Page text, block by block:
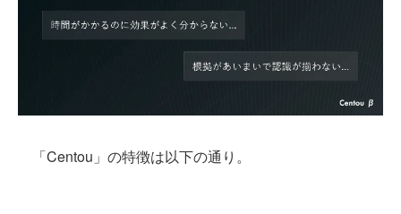
「Centou」の特徴は以下の通り。